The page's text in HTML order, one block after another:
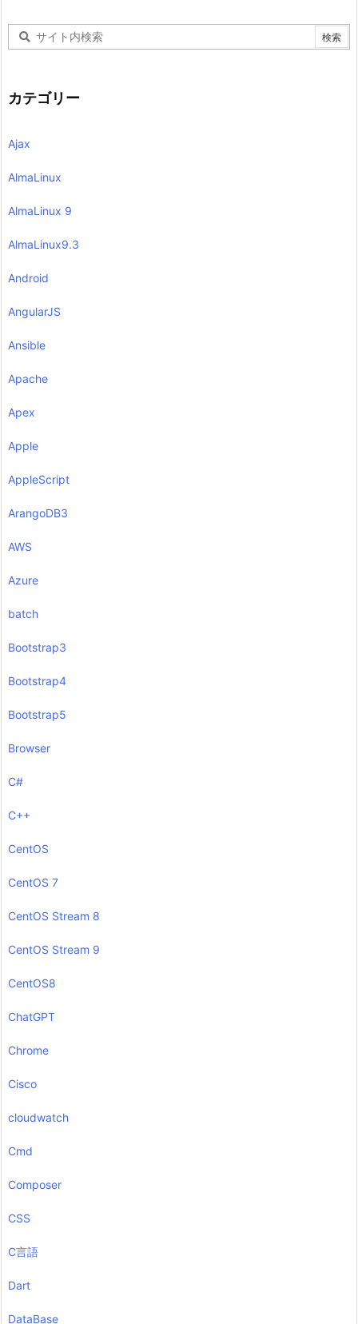
カテゴリー
Ajax
AlmaLinux
AlmaLinux 9
AlmaLinux9.3
Android
AngularJS
Ansible
Apache
Apex
Apple
AppleScript
ArangoDB3
AWS
Azure
batch
Bootstrap3
Bootstrap4
Bootstrap5
Browser
C#
C++
CentOS
CentOS 7
CentOS Stream 8
CentOS Stream 9
CentOS8
ChatGPT
Chrome
Cisco
cloudwatch
Cmd
Composer
CSS
C言語
Dart
DataBase